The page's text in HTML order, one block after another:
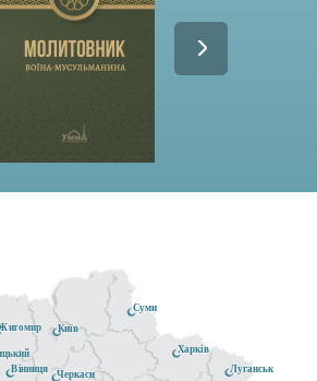
Черкаси
Київ
Луганськ
Суми
Вінниця
Харків